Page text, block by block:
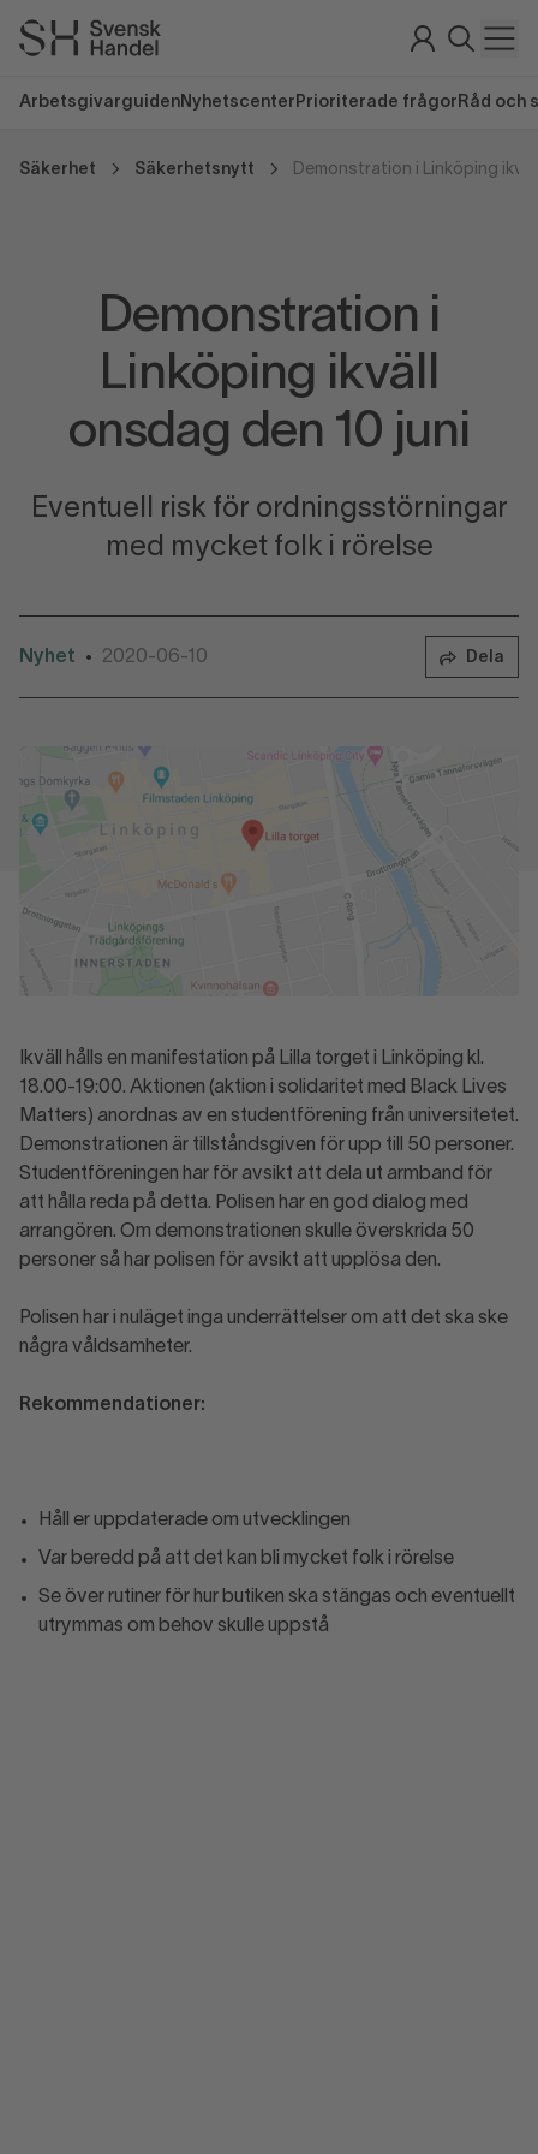
Arbetsgivarguiden Nyhetscenter Prioriterade frågor Råd och
Säkerhet Säkerhetsnytt
Demonstration i
Linköping ikväll
onsdag den 10 juni
Eventuell risk för ordningsstörningar
med mycket folk i rörelse
Nyhet • 2020-06-10 Dela
Ikväll hålls en manifestation på Lilla torget i Linköping kl.
18.00-19:00. Aktionen (aktion i solidaritet med Black Lives
Matters) anordnas av en studentförening från universitetet.
Demonstrationen är tillståndsgiven för upp till 50 personer.
Studentföreningen har för avsikt att dela ut armband för
att hålla reda på detta. Polisen har en god dialog med
arrangören. Om demonstrationen skulle överskrida 50
personer så har polisen för avsikt att upplösa den.
Polisen har i nuläget inga underrättelser om att det ska ske
några våldsamheter.
Rekommendationer:
Håll er uppdaterade om utvecklingen
Var beredd på att det kan bli mycket folk i rörelse
Se över rutiner för hur butiken ska stängas och eventuellt
utrymmas om behov skulle uppstå